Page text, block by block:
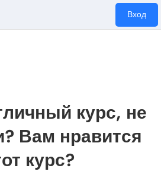
Вход
курс, не
Вам нравится
курс?